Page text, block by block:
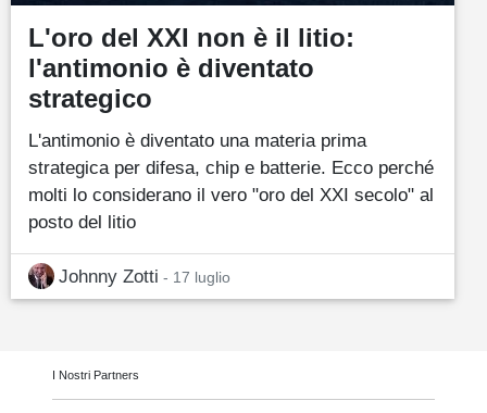
L'oro del XXI non è il litio:
l'antimonio è diventato
strategico
L'antimonio è diventato una materia prima
strategica per difesa, chip e batterie. Ecco perché
molti lo considerano il vero "oro del XXI secolo" al
posto del litio
Johnny Zotti - 17 luglio
I Nostri Partners